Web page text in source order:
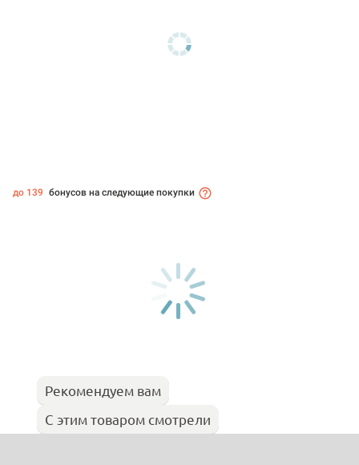
до 139 бонусов на следующие покупки
Рекомендуем вам
С этим товаром смотрели